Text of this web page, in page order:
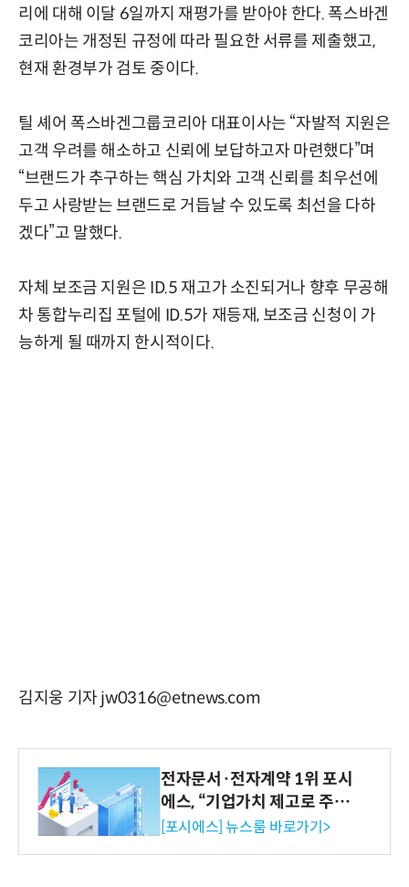
리에 대해 이달 6일까지 재평가를 받아야 한다. 폭스바겐
코리아는 개정된 규정에 따라 필요한 서류를 제출했고,
현재 환경부가 검토 중이다.
틸 셰어 폭스바겐그룹코리아 대표이사는 “자발적 지원은
고객 우려를 해소하고 신뢰에 보답하고자 마련했다”며
“브랜드가 추구하는 핵심 가치와 고객 신뢰를 최우선에
두고 사랑받는 브랜드로 거듭날 수 있도록 최선을 다하
겠다”고 말했다.
자체 보조금 지원은 ID.5 재고가 소진되거나 향후 무공해
차 통합누리집 포털에 ID.5가 재등재, 보조금 신청이 가
능하게 될 때까지 한시적이다.
김지웅 기자 jw0316@etnews.com
전자문서·전자계약 1위 포시
에스, “기업가치 제고로 주주
환원 강화” 계획 공시
[포시에스] 뉴스룸 바로가기>